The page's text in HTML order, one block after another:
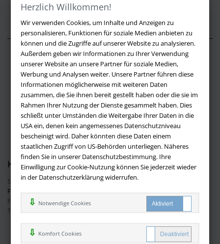
Herzlich Willkommen!
Wir verwenden Cookies, um Inhalte und Anzeigen zu
personalisieren, Funktionen für soziale Medien anbieten zu
können und die Zugriffe auf unserer Website zu analysieren.
Außerdem geben wir Informationen zu Ihrer Verwendung
unserer Website an unsere Partner für soziale Medien,
Werbung und Analysen weiter. Unsere Partner führen diese
Informationen möglicherweise mit weiteren Daten
zusammen, die Sie ihnen bereit gestellt haben oder die sie im
Rahmen Ihrer Nutzung der Dienste gesammelt haben. Dies
schließt unter Umständen die Weitergabe Ihrer Daten in die
USA ein, denen kein angemessenes Datenschutzniveau
bescheinigt wird. Daher könnten diese Daten einem
staatlichen Zugriff von US-Behörden unterliegen. Näheres
finden Sie in unserer Datenschutzbestimmung. Ihre
Einwilligung zur Cookie-Nutzung können Sie jederzeit wieder
in der Datenschutzerklärung widerrufen.
Notwendige Cookies
Komfort Cookies
Über buchversandmimpf2000.de
Impressum
Versandbedingungen
Widerruf
Batteriehinweis
AGB
Datenschutz
Kontakt
Sie haben Fragen?Hier finden Sie Antworten auf häufig gestellte
Fragen.
Fragen per E-Mail:info@buchversandmimpf2000.de
Telefon: +49 (0)9209 20 23 188
Ihre Vorteile bei uns
Kostenloser Versand innerhalb Deutschlands